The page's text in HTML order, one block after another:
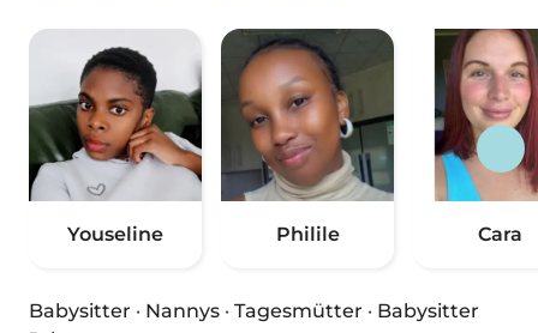
Youseline Philile Cara
Babysitter · Nannys · Tagesmütter · Babysitter